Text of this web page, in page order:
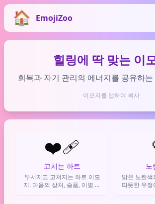
EmojiZoo
힐링에 딱 맞는 이
회복과 자기 관리의 에너지를 공유하
이모지를 탭하여 복사
❤️‍🩹
고치는 하트
부서지고 고쳐지는 하트 이모
지. 마음의 상처, 슬픔, 이별 후
노
밝은 노란
따뜻한 우정